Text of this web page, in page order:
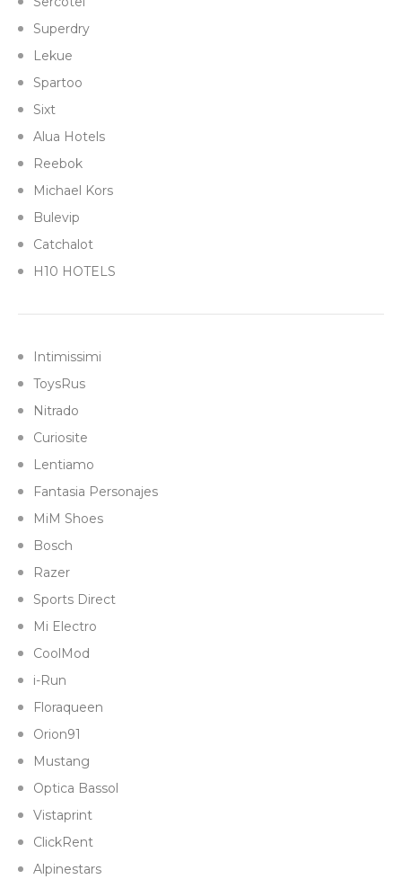
Superdry
Lekue
Spartoo
Sixt
Alua Hotels
Reebok
Michael Kors
Bulevip
Catchalot
H10 HOTELS
Intimissimi
ToysRus
Nitrado
Curiosite
Lentiamo
Fantasia Personajes
MiM Shoes
Bosch
Razer
Sports Direct
Mi Electro
CoolMod
i-Run
Floraqueen
Orion91
Mustang
Optica Bassol
Vistaprint
ClickRent
Alpinestars